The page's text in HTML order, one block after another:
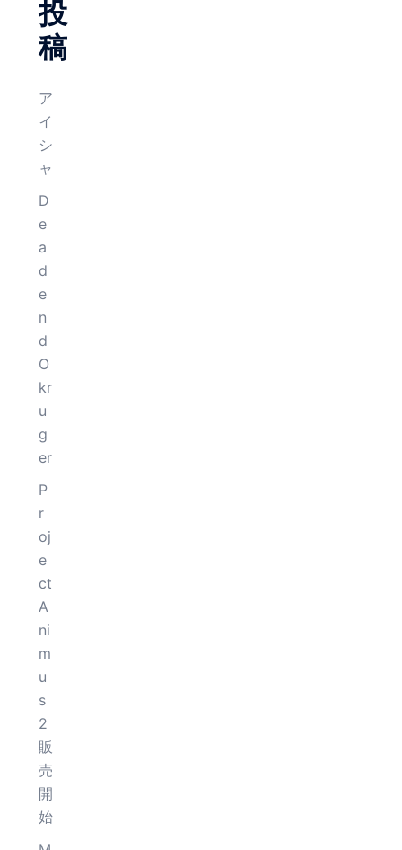
投
稿
ア
イ
シ
ャ
D
e
a
d
e
n
d
O
kr
u
g
er
P
r
oj
e
ct
A
ni
m
u
s
2
販
売
開
始